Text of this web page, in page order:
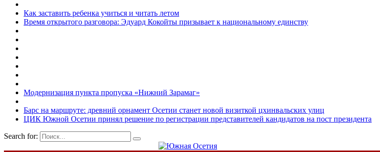
Как заставить ребенка учиться и читать летом
Время открытого разговора: Эдуард Кокойты призывает к национальному единству
Модернизация пункта пропуска «Нижний Зарамаг»
Барс на маршруте: древний орнамент Осетии станет новой визиткой цхинвальских улиц
ЦИК Южной Осетии принял решение по регистрации представителей кандидатов на пост президента
Search for: